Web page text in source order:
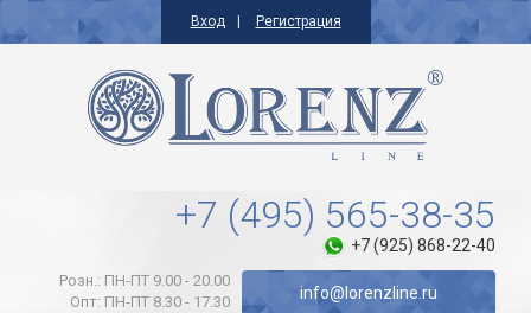
Вход Регистрация
+7 (495) 565-38-35
+7 (925) 868-22-40
Розн.: ПН-ПТ 9.00 - 20.00
Опт: ПН-ПТ 8.30 - 17.30
info@lorenzline.ru